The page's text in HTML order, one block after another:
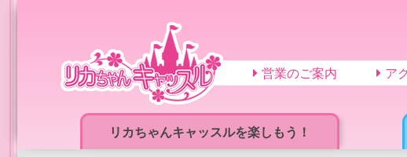
リカちゃんキャッスルを楽しもう！
営業のご案内 ア